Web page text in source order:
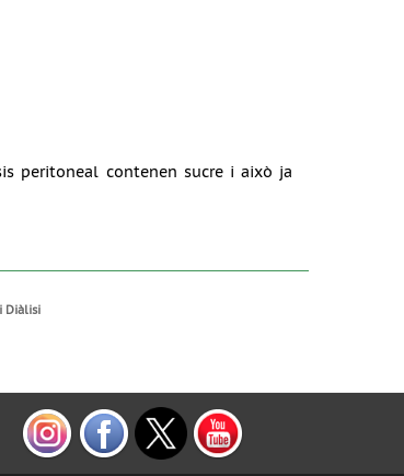
peritoneal contenen sucre i això ja
Diàlisi